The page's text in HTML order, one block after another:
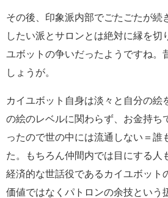
その後、印象派内部でごたごたが続
したい派とサロンとは絶対に縁を切
ユボットの争いだったようですね。
しょうが。
カイユボット自身は淡々と自分の絵
の絵のレベルに関わらず、お金持ち
ったので世の中には流通しない＝誰
た。もちろん仲間内では目にする人
経済的な世話役であるカイユボット
価値ではなくパトロンの余技という